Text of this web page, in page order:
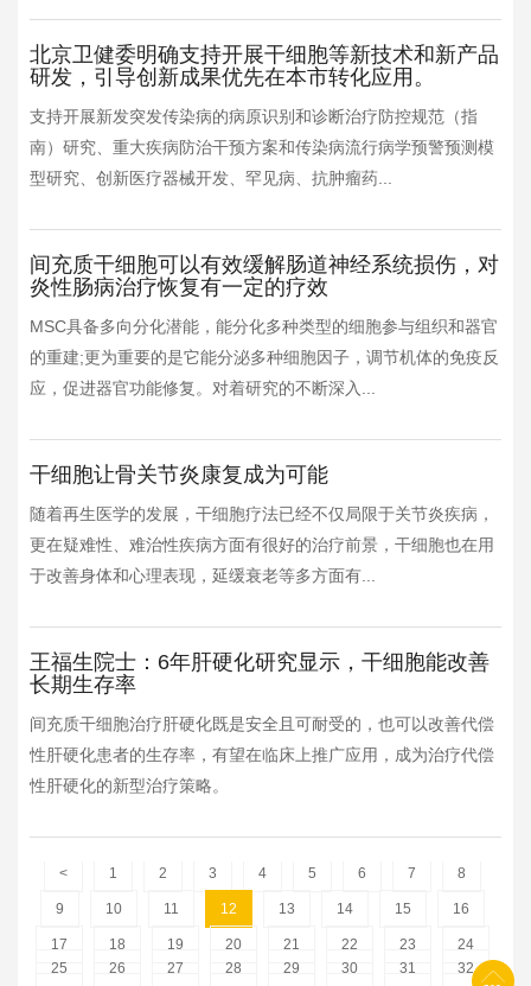
北京卫健委明确支持开展干细胞等新技术和新产品
研发，引导创新成果优先在本市转化应用。
支持开展新发突发传染病的病原识别和诊断治疗防控规范（指
南）研究、重大疾病防治干预方案和传染病流行病学预警预测模
型研究、创新医疗器械开发、罕见病、抗肿瘤药...
间充质干细胞可以有效缓解肠道神经系统损伤，对
炎性肠病治疗恢复有一定的疗效
MSC具备多向分化潜能，能分化多种类型的细胞参与组织和器官
的重建;更为重要的是它能分泌多种细胞因子，调节机体的免疫反
应，促进器官功能修复。对着研究的不断深入...
干细胞让骨关节炎康复成为可能
随着再生医学的发展，干细胞疗法已经不仅局限于关节炎疾病，
更在疑难性、难治性疾病方面有很好的治疗前景，干细胞也在用
于改善身体和心理表现，延缓衰老等多方面有...
王福生院士：6年肝硬化研究显示，干细胞能改善
长期生存率
间充质干细胞治疗肝硬化既是安全且可耐受的，也可以改善代偿
性肝硬化患者的生存率，有望在临床上推广应用，成为治疗代偿
性肝硬化的新型治疗策略。
< 1 2 3 4 5 6 7 8
9 10 11 12 13 14 15 16
17 18 19 20 21 22 23
24
25
26 27 28 29 30 31
32